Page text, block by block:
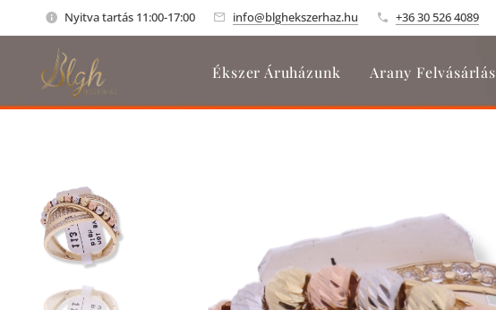
Nyitva tartás 11:00-17:00 info@blghekszerhaz.hu +36 30 526 4089
Ékszer Áruházunk Arany Felvásárlás